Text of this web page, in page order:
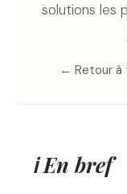
solutions les
← Retour à
ℹ️ En bref